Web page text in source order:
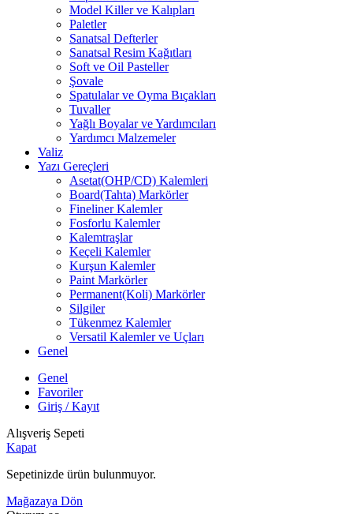
Model Killer ve Kalıpları
Paletler
Sanatsal Defterler
Sanatsal Resim Kağıtları
Soft ve Oil Pasteller
Şovale
Spatulalar ve Oyma Bıçakları
Tuvaller
Yağlı Boyalar ve Yardımcıları
Yardımcı Malzemeler
Valiz
Yazı Gereçleri
Asetat(OHP/CD) Kalemleri
Board(Tahta) Markörler
Fineliner Kalemler
Fosforlu Kalemler
Kalemtraşlar
Keçeli Kalemler
Kurşun Kalemler
Paint Markörler
Permanent(Koli) Markörler
Silgiler
Tükenmez Kalemler
Versatil Kalemler ve Uçları
Genel
Genel
Favoriler
Giriş / Kayıt
Alışveriş Sepeti
Kapat
Sepetinizde ürün bulunmuyor.
Mağazaya Dön